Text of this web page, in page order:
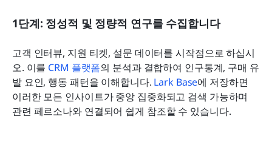
1단계: 정성적 및 정량적 연구를 수집합니다
고객 인터뷰, 지원 티켓, 설문 데이터를 시작점으로 하십시
오. 이를 CRM 플랫폼의 분석과 결합하여 인구통계, 구매 유
발 요인, 행동 패턴을 이해합니다. Lark Base에 저장하면
이러한 모든 인사이트가 중앙 집중화되고 검색 가능하며
관련 페르소나와 연결되어 쉽게 참조할 수 있습니다.